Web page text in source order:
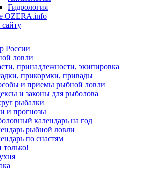
Гидрология
OZERA.info
России
ловли
принадлежности, экипировка
прикормки, привады
и приемы рыбной ловли
и законы для рыболова
рыбалки
и прогнозы
календарь на год
рыбной ловли
по снастям